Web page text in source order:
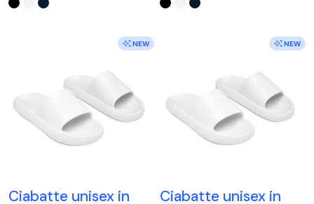
NEW
Ciabatte unisex in
NEW
Ciabatte unisex in